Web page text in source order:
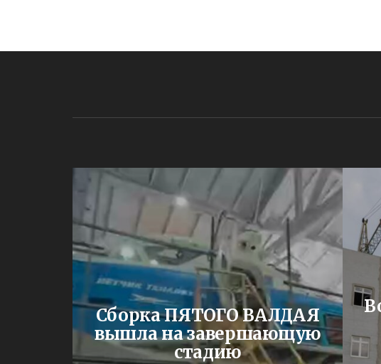
Сборка ПЯТОГО ВАЛДАЯ
вышла на завершающую
стадию